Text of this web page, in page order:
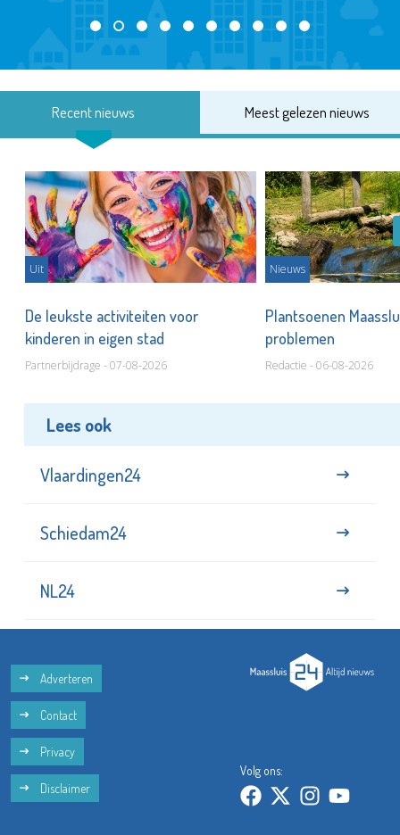
Recent nieuws Meest gelezen nieuws
Uit
De leukste activiteiten voor
kinderen in eigen stad
Partnerbijdrage - 07-08-2026
Nieuws
Plantsoenen
problemen
Redactie - 06-08-2026
Lees ook
Vlaardingen24
Schiedam24
NL24
Adverteren
Contact
Privacy
Disclaimer
Volg ons: